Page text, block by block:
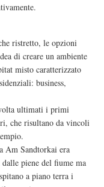
ristretto, le opzioni
di creare un ambiente
misto caratterizzato
business,
ultimati i primi
che risultano da vincoli
Am Sandtorkai era
piene del fiume ma
a piano terra i